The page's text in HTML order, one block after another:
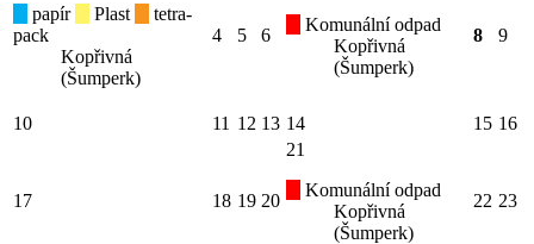
papír
Plast
tetra-
pack
Kopřivná
(Šumperk)
4 5 6
Komunální odpad
Kopřivná
(Šumperk)
8 9
10 11 12 13 14 15 16
17 18 19 20
21
Komunální odpad
Kopřivná
(Šumperk)
22 23